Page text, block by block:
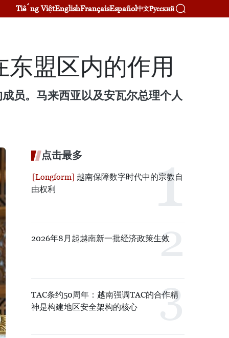
Tiếng ViệtEnglishFrançaisEspañol中文Русский
盟区内的作用
员。马来西亚以及安瓦尔总理个人
点击最多
越南保障数字时代中的宗教自
由权利
2026年8月起越南新一批经济政策生效
TAC条约50周年：越南强调TAC的合作精
神是构建地区安全架构的核心